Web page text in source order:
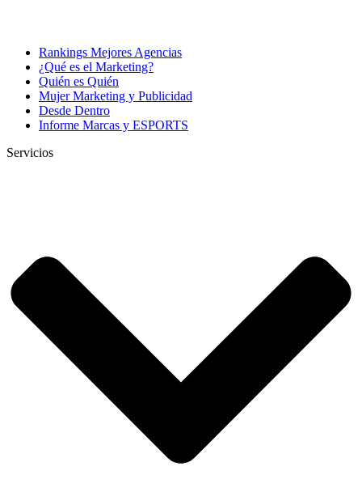
Rankings Mejores Agencias
¿Qué es el Marketing?
Quién es Quién
Mujer Marketing y Publicidad
Desde Dentro
Informe Marcas y ESPORTS
Servicios